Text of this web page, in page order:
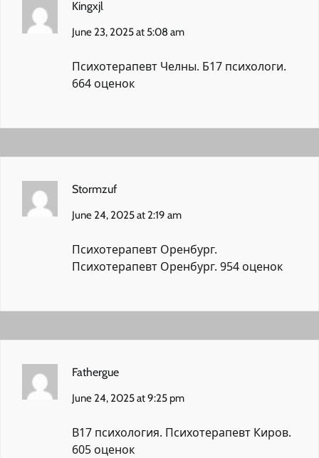
Kingxjl
June 23, 2025 at 5:08 am
Психотерапевт Челны. Б17 психологи.
664 оценок
Stormzuf
June 24, 2025 at 2:19 am
Психотерапевт Оренбург.
Психотерапевт Оренбург. 954 оценок
Fathergue
June 24, 2025 at 9:25 pm
В17 психология. Психотерапевт Киров.
605 оценок